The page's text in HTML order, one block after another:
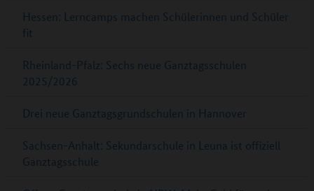
Hessen: Lerncamps machen Schülerinnen und Schüler
fit
Rheinland-Pfalz: Sechs neue Ganztagsschulen
2025/2026
Drei neue Ganztagsgrundschulen in Hannover
Sachsen-Anhalt: Sekundarschule in Leuna ist offiziell
Ganztagsschule